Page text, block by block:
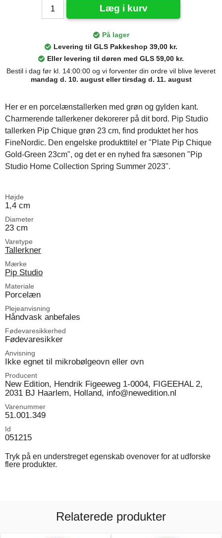
Læg i kurv
På lager
Levering til GLS Pakkeshop 39,00 kr.
Eller levering til døren med GLS 59,00 kr.
Bestil i dag før kl. 14:00:00 og vi forventer din ordre vil blive leveret
mandag d. 10. august eller tirsdag d. 11. august
Her er en porcelænstallerken med grøn og gylden kant.
Charmerende tallerkener dekorerer på dit bord. Pip Studio
tallerken Pip Chique grøn 23 cm, find produktet her hos
FineNordic. Den engelske produkttitel er "Plate Pip Chique
Gold-Green 23cm", og det er en nyhed fra sæsonen "Pip
Studio Home Collection Spring Summer 2023".
Højde
1,4 cm
Diameter
23 cm
Varetype
Tallerkner
Mærke
Pip Studio
Materiale
Porcelæn
Plejeanvisning
Håndvask anbefales
Fødevaresikkerhed
Fødevaresikker
Anvisning
Ikke egnet til mikrobølgeovn eller ovn
Producent
New Edition, Hendrik Figeeweg 1-0004, FIGEEHAL 2,
2031 BJ Haarlem, Holland, info@newedition.nl
Varenummer
51.001.349
Id
051215
Tryk på en understreget egenskab ovenover for at udforske
flere produkter.
Relaterede produkter